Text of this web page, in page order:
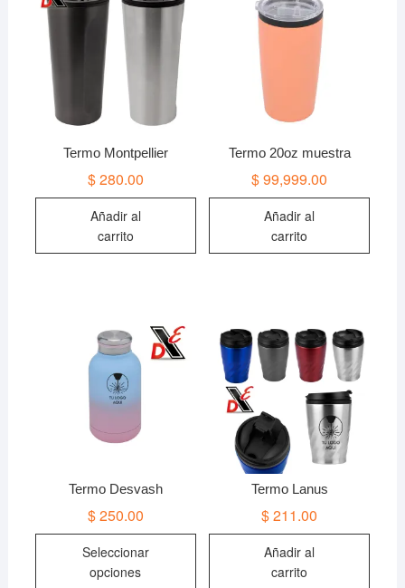
Termo Montpellier
$280.00
Añadir al
carrito
Termo 20oz muestra
$99,999.00
Añadir al
carrito
Termo Desvash
$250.00
Seleccionar
opciones
Este
Termo Lanus
$211.00
Añadir al
carrito